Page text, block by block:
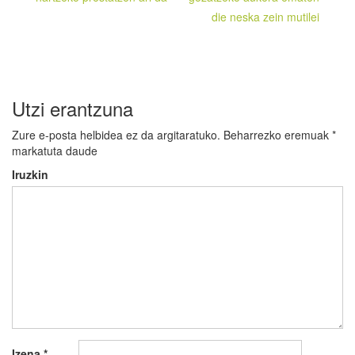
nabigatu
die neska zein mutilei
Utzi erantzuna
Zure e-posta helbidea ez da argitaratuko. Beharrezko eremuak *
markatuta daude
Iruzkin